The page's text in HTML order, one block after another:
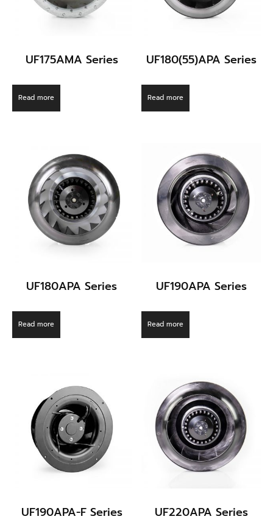
UF175AMA Series
Read more
UF180(55)APA Series
Read more
UF180APA Series
Read more
UF190APA Series
Read more
UF190APA-F Series UF220APA Series